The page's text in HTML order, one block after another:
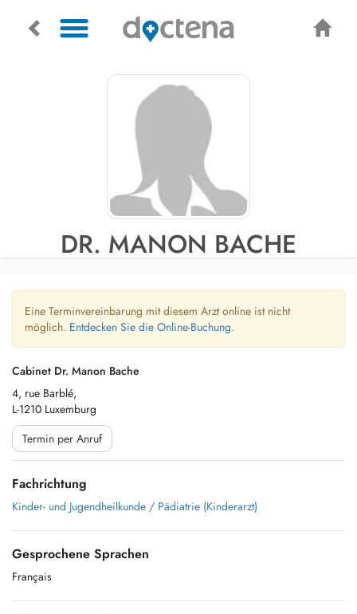
DR. MANON BACHE
Eine Terminvereinbarung mit diesem Arzt online ist nicht
möglich. Entdecken Sie die Online-Buchung.
Cabinet Dr. Manon Bache
4, rue Barblé,
L-1210 Luxemburg
Termin per Anruf
Fachrichtung
Kinder- und Jugendheilkunde / Pädiatrie (Kinderarzt)
Gesprochene Sprachen
Français